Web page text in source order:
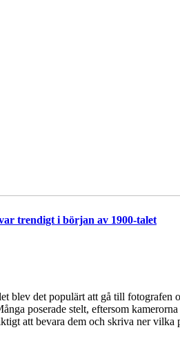
trendigt i början av 1900-talet
blev det populärt att gå till fotografen
poserade stelt, eftersom
att bevara dem och skriva ner vilka